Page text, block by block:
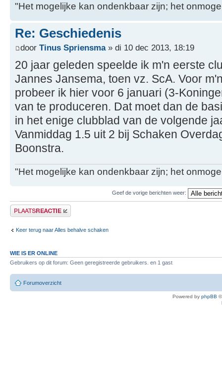
"Het mogelijke kan ondenkbaar zijn; het
Re: Geschiedenis
door Tinus Spriensma» di 10 dec 2013, 18:19
20 jaar geleden speelde ik m'n eerste
Jannes Jansema, toen vz. ScA. Voor
probeer ik hier voor 6 januari (3-
van te produceren. Dat moet dan de
in het enige clubblad van de volgende
Vanmiddag 1.5 uit 2 bij Schaken
Boonstra.
"Het mogelijke kan ondenkbaar zijn; het
Geef de vorige berichten weer:
Plaats een reactie
Keer terug naar Alles behalve schaken
WIE IS ER ONLINE
Gebruikers op dit forum: Geen geregistreerde gebruikers. en 1 gast
Forumoverzicht
Powered by phpBB